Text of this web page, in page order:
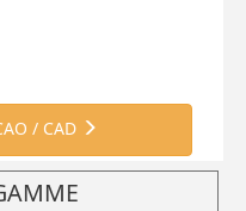
/ CAD